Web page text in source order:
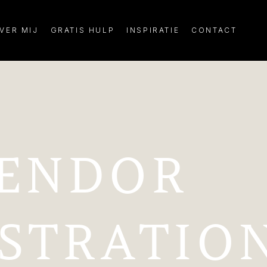
MIJ GRATIS HULP INSPIRATIE CONTACT